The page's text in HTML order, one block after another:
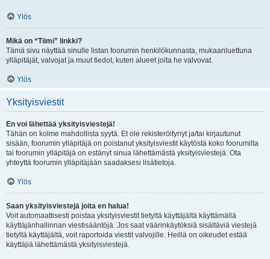
Ylös
Mikä on “Tiimi” linkki?
Tämä sivu näyttää sinulle listan foorumin henkilökunnasta, mukaanluettuna
ylläpitäjät, valvojat ja muut tiedot, kuten alueet joita he valvovat.
Ylös
Yksityisviestit
En voi lähettää yksityisviestejä!
Tähän on kolme mahdollista syytä. Et ole rekisteröitynyt ja/tai kirjautunut
sisään, foorumin ylläpitäjä on poistanut yksityisviestit käytöstä koko foorumilta
tai foorumin ylläpitäjä on estänyt sinua lähettämästä yksityisviestejä. Ota
yhteyttä foorumin ylläpitäjään saadaksesi lisätietoja.
Ylös
Saan yksityisviestejä joita en halua!
Voit automaattisesti poistaa yksityisviestit tietyltä käyttäjältä käyttämällä
käyttäjänhallinnan viestisääntöjä. Jos saat väärinkäytöksiä sisältäviä viestejä
tietyltä käyttäjältä, voit raportoida viestit valvojille. Heillä on oikeudet estää
käyttäjiä lähettämästä yksityisviestejä.